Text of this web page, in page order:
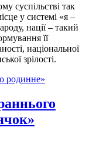
суспільстві так
у системі «я –
нації – такий
її
національної
зрілості.
родинне»